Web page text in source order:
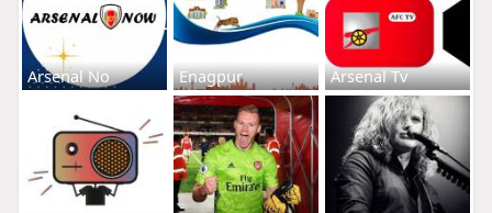
Arsenal No Enagpur Arsenal Tv